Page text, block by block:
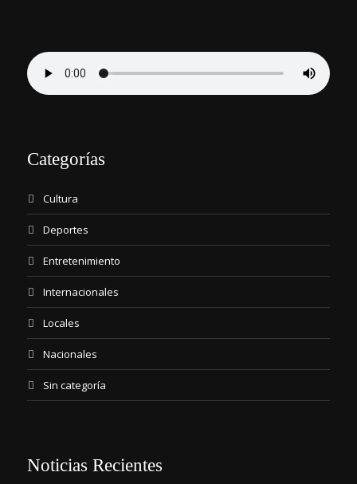
Categorías
Cultura
Deportes
Entretenimiento
Internacionales
Locales
Nacionales
Sin categoría
Noticias Recientes